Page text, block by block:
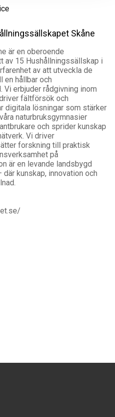
Skåne
är en oberoende
av 15 Hushållningssällskap i
av att utveckla de
en hållbar och
Vi erbjuder rådgivning inom
fältförsök och
digitala lösningar som stärker
naturbruksgymnasier
och sprider kunskap
Vi driver
forskning till praktisk
på
är en levande landsbygd
kunskap, innovation och